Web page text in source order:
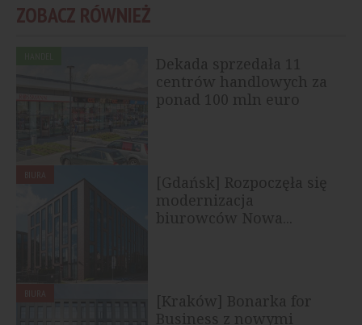
ZOBACZ RÓWNIEŻ
Dekada sprzedała 11
centrów handlowych za
ponad 100 mln euro
[Gdańsk] Rozpoczęła się
modernizacja
biurowców Nowa...
[Kraków] Bonarka for
Business z nowymi